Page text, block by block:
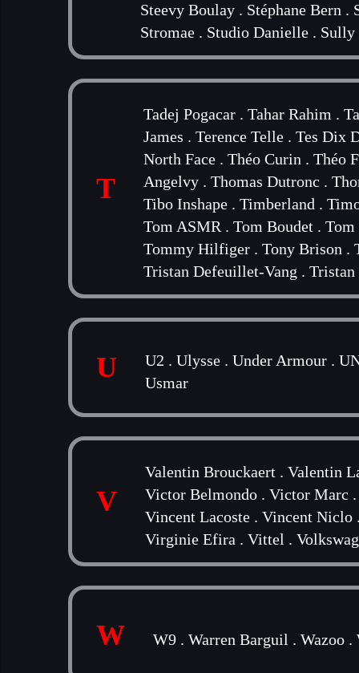
Steevy Boulay . Stéphane Bern .
Stromae . Studio Danielle . Sully
T
Tadej Pogacar . Tahar Rahim .
James . Terence Telle . Tes Dix
North Face . Théo Curin . Théo
Angelvy . Thomas Dutronc .
Tibo Inshape . Timberland .
Tom ASMR . Tom Boudet . Tom
Tommy Hilfiger . Tony Brison .
Tristan Defeuillet-Vang . Tristan
U U2 . Ulysse . Under Armour .
Usmar
V
Valentin Brouckaert . Valentin
Victor Belmondo . Victor Marc
Vincent Lacoste . Vincent Niclo
Virginie Efira . Vittel .
W W9 . Warren Barguil . Wazoo .